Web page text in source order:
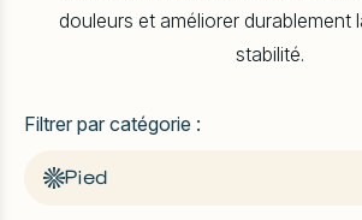
douleurs et améliorer durablement
stabilité.
Filtrer par catégorie :
Pied